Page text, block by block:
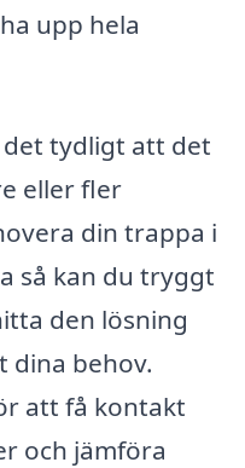
upp hela
tydligt att det
eller fler
din trappa i
så kan du tryggt
den lösning
dina behov.
att få kontakt
och jämföra